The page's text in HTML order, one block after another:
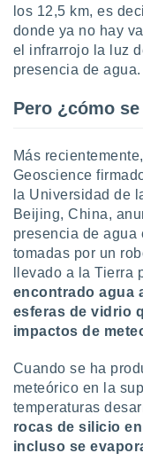
los 12,5 km, es
donde ya no hay
el infrarrojo la luz
presencia de agua.
Pero ¿cómo
Más
Geoscience
la Universidad de
Beijing, China,
presencia de agua
tomadas por un
llevado a la
encontrado agua
esferas de vidrio
impactos de
Cuando se ha
meteórico en la
temperaturas
rocas de silicio
incluso se